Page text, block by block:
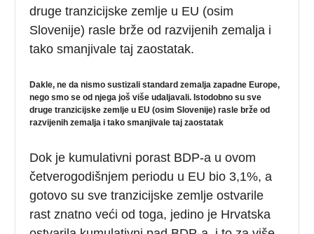
druge tranzicijske zemlje u EU (osim
Slovenije) rasle brže od razvijenih zemalja i
tako smanjivale taj zaostatak.
Dakle, ne da nismo sustizali standard zemalja zapadne Europe,
nego smo se od njega još više udaljavali. Istodobno su sve
druge tranzicijske zemlje u EU (osim Slovenije) rasle brže od
razvijenih zemalja i tako smanjivale taj zaostatak
Dok je kumulativni porast BDP-a u ovom
četverogodišnjem periodu u EU bio 3,1%, a
gotovo su sve tranzicijske zemlje ostvarile
rast znatno veći od toga, jedino je Hrvatska